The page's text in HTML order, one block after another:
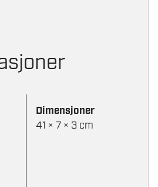
Dimensjoner
41 × 7 × 3 cm